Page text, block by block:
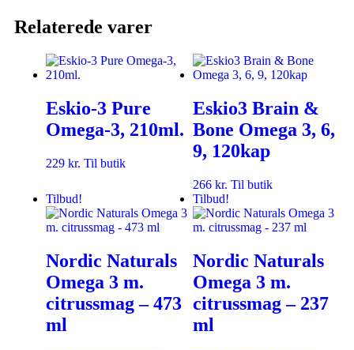
Relaterede varer
Eskio-3 Pure
Omega-3, 210ml.
229 kr. Til butik
Eskio3 Brain &
Bone Omega 3, 6,
9, 120kap
266 kr. Til butik
Tilbud!
Nordic Naturals
Omega 3 m.
citrussmag – 473
ml
Tilbud!
Nordic Naturals
Omega 3 m.
citrussmag – 237
ml